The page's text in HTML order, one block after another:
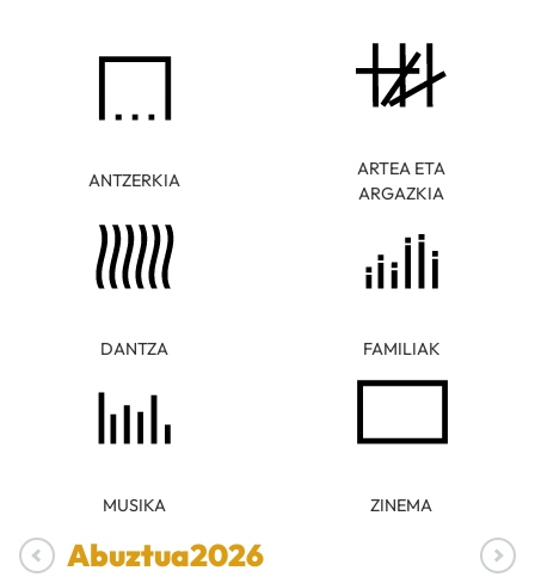
ANTZERKIA
ARTEA ETA
ARGAZKIA
DANTZA FAMILIAK
MUSIKA ZINEMA
Abuztua2026